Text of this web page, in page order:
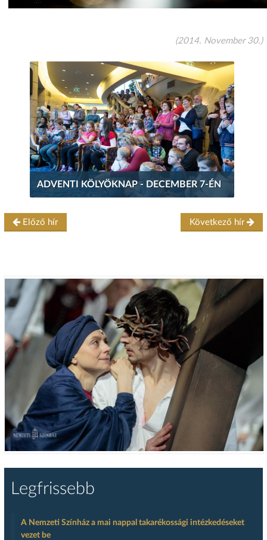
(2014. November 30.)
ADVENTI KÖLYÖKNAP - DECEMBER 7-ÉN
Előző hír Következő hír
Legfrissebb
A Nemzeti Színház a mai nappal takarékossági intézkedéseket
vezet be